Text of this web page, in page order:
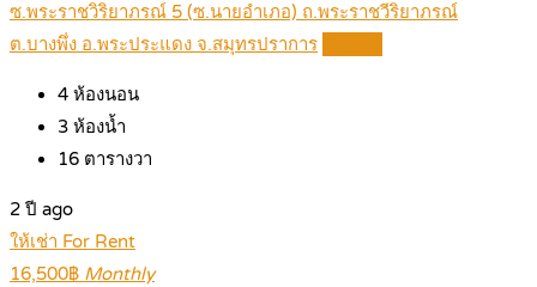
ซ.พระราชวิริยาภรณ์ 5 (ซ.นายอำเภอ) ถ.พระราชวีริยาภรณ์
ต.บางพึ่ง อ.พระประแดง จ.สมุทรปราการ
4 ห้องนอน
3 ห้องน้ำ
16 ตารางวา
2 ปี ago
ให้เช่า For Rent
16,500฿ Monthly